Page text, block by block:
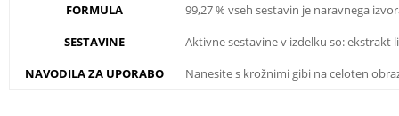
FORMULA
99,27 % vseh sestavin je naravnega
SESTAVINE
Aktivne sestavine v izdelku so: ekstrakt
NAVODILA ZA UPORABO
Nanesite s krožnimi gibi na celoten